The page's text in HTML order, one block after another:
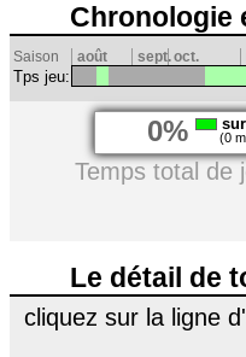
Chronologie
Saison août sept.oct.
Tps jeu:
0% (0
Temps total de
Le détail de
cliquez sur la ligne